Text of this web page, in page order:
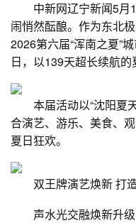
中新网辽宁新闻5月
闹悄然酝酿。作为东北
2026第六届“浑南之夏”
日，以139天超长续航
本届活动以“沈阳夏天
合演艺、游乐、美食、
夏日狂欢。
双王牌演艺焕新 打
声水光交融焕新升级